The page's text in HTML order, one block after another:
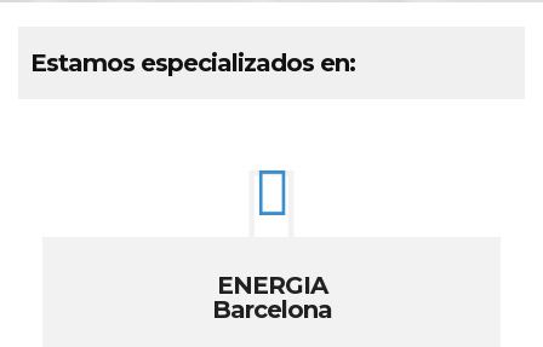
Estamos especializados en:
ENERGIA
Barcelona